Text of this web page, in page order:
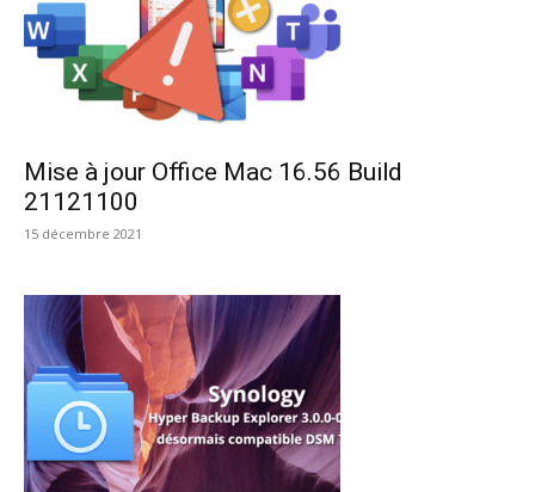
Mise à jour Office Mac 16.56 Build
21121100
15 décembre 2021